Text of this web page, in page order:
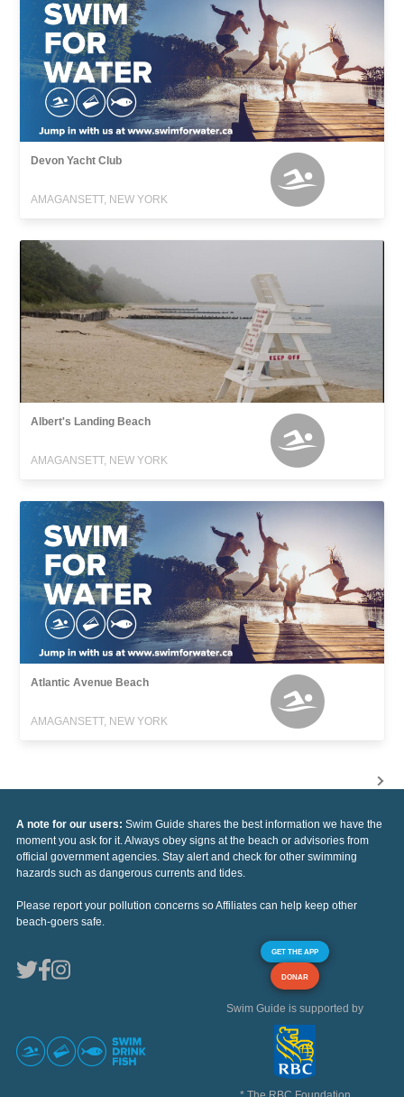
Devon Yacht Club
AMAGANSETT, NEW YORK
Albert's Landing Beach
AMAGANSETT, NEW YORK
Atlantic Avenue Beach
AMAGANSETT, NEW YORK
A note for our users: Swim Guide shares the best information we have the
moment you ask for it. Always obey signs at the beach or advisories from
official government agencies. Stay alert and check for other swimming
hazards such as dangerous currents and tides.
Please report your pollution concerns so Affiliates can help keep other
beach-goers safe.
GET THE APP
DONAR
Swim Guide is supported by